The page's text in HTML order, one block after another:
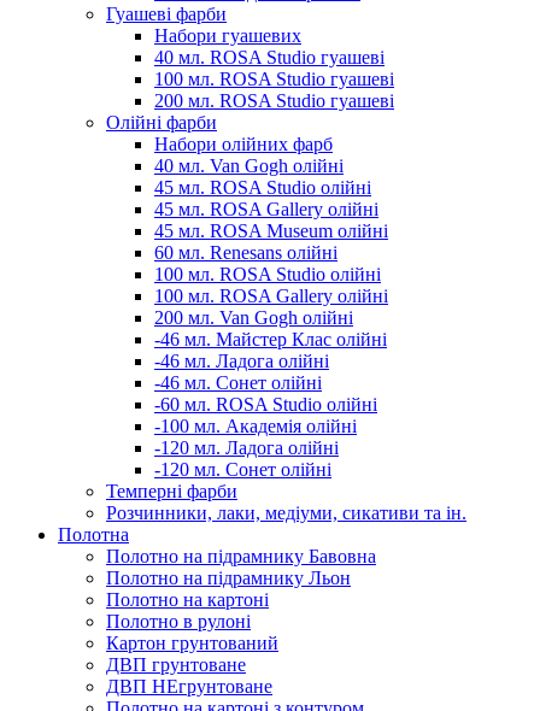
Гуашеві фарби
Набори гуашевих
40 мл. ROSA Studio гуашеві
100 мл. ROSA Studio гуашеві
200 мл. ROSA Studio гуашеві
Олійні фарби
Набори олійних фарб
40 мл. Van Gogh олійні
45 мл. ROSA Studio олійні
45 мл. ROSA Gallery олійні
45 мл. ROSA Museum олійні
60 мл. Renesans олійні
100 мл. ROSA Studio олійні
100 мл. ROSA Gallery олійні
200 мл. Van Gogh олійні
-46 мл. Майстер Клас олійні
-46 мл. Ладога олійні
-46 мл. Сонет олійні
-60 мл. ROSA Studio олійні
-100 мл. Академія олійні
-120 мл. Ладога олійні
-120 мл. Сонет олійні
Темперні фарби
Розчинники, лаки, медіуми, сикативи та ін.
Полотна
Полотно на підрамнику Бавовна
Полотно на підрамнику Льон
Полотно на картоні
Полотно в рулоні
Картон грунтований
ДВП грунтоване
ДВП НЕгрунтоване